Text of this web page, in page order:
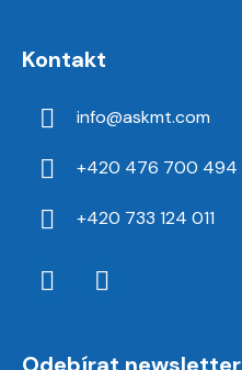
Kontakt
info@askmt.com
+420 476 700 494
+420 733 124 011